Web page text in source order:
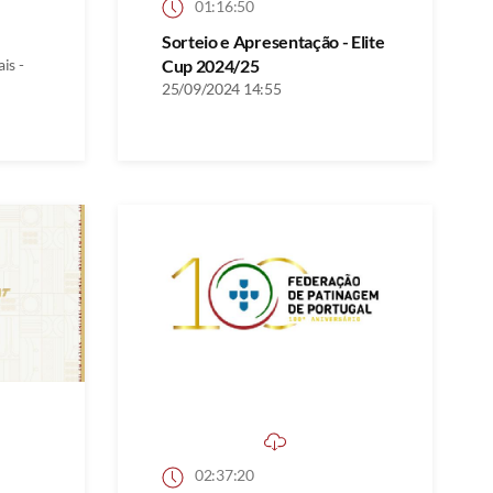
-
01:16:50
Sorteio e Apresentação - Elite
Cup 2024/25
25/09/2024 14:55
02:37:20